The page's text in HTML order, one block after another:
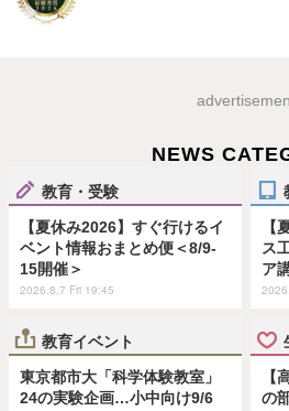
NEWS
教育・受験
【夏休み2026】すぐ行けるイ
ベント情報おまとめ便＜8/9-
15開催＞
2026.8.7 Fri 19:45
【
ス
ア
教育イベント
東京都市大「科学体験教室」
24の実験企画…小中向け9/6
【
の